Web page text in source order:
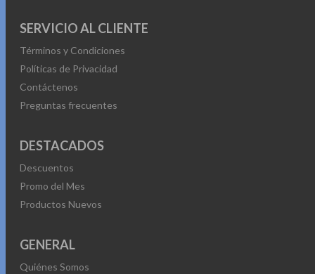
SERVICIO AL CLIENTE
Términos y Condiciones
Políticas de Privacidad
Contáctenos
Preguntas frecuentes
DESTACADOS
Descuentos
Promo del Mes
Productos Nuevos
GENERAL
Quiénes Somos